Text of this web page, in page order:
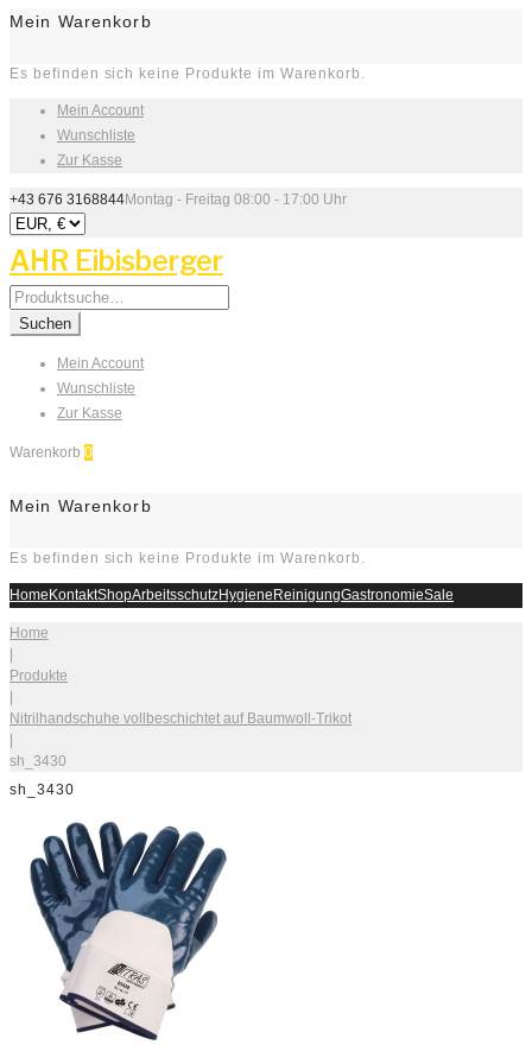
Mein Warenkorb
Es befinden sich keine Produkte im Warenkorb.
Mein Account
Wunschliste
Zur Kasse
+43 676 3168844Montag - Freitag 08:00 - 17:00 Uhr
AHR Eibisberger
Search
for:
Suchen
Mein Account
Wunschliste
Zur Kasse
Warenkorb 0
Mein Warenkorb
Es befinden sich keine Produkte im Warenkorb.
HomeKontaktShopArbeitsschutzHygieneReinigungGastronomieSale
Home
|
Produkte
|
Nitrilhandschuhe vollbeschichtet auf Baumwoll-Trikot
|
sh_3430
sh_3430